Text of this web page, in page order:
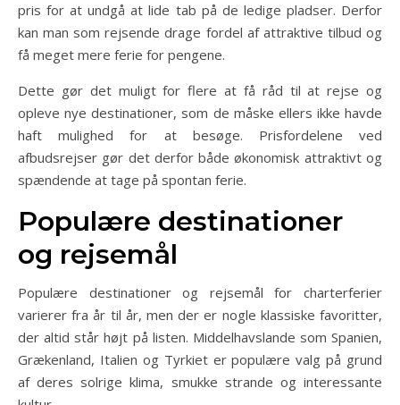
pris for at undgå at lide tab på de ledige pladser. Derfor
kan man som rejsende drage fordel af attraktive tilbud og
få meget mere ferie for pengene.
Dette gør det muligt for flere at få råd til at rejse og
opleve nye destinationer, som de måske ellers ikke havde
haft mulighed for at besøge. Prisfordelene ved
afbudsrejser gør det derfor både økonomisk attraktivt og
spændende at tage på spontan ferie.
Populære destinationer
og rejsemål
Populære destinationer og rejsemål for charterferier
varierer fra år til år, men der er nogle klassiske favoritter,
der altid står højt på listen. Middelhavslande som Spanien,
Grækenland, Italien og Tyrkiet er populære valg på grund
af deres solrige klima, smukke strande og interessante